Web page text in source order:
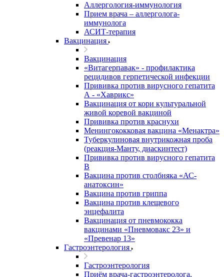
Аллергология-иммунология
Прием врача – аллерголога-
иммунолога
АСИТ-терапия
Вакцинация
Вакцинация
«Витагерпавак» - профилактика
рецидивов герпетической инфекции
Прививка против вирусного гепатита
А - «Хаврикс»
Вакцинация от кори культуральной
живой коревой вакциной
Прививка против краснухи
Менингококковая вакцина «Менактра»
Туберкулиновая внутрикожная проба
(реакция-Манту, диаскинтест)
Прививка против вирусного гепатита
В
Вакцина против столбняка «АС-
анатоксин»
Вакцина против гриппа
Вакцина против клещевого
энцефалита
Вакцинация от пневмококка
вакцинами «Пневмовакс 23» и
«Превенар 13»
Гастроэнтерология
Гастроэнтерология
Приём врача-гастроэнтеролога,